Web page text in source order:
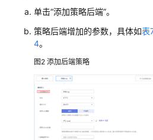
单击“添加策略后端”。
策略后端增加的参数，具体如表
4。
图2 添加后端策略